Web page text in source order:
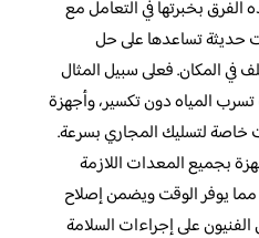
بخبرتها في التعامل مع
حديثة تساعدها على حل
في المكان. فعلى سبيل المثال
المياه دون تكسير، وأجهزة
خاصة لتسليك المجاري بسرعة.
بجميع المعدات اللازمة
مما يوفر الوقت ويضمن إصلاح
على إجراءات السلامة